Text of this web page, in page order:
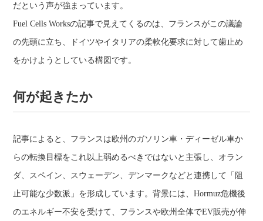
だという声が強まっています。
Fuel Cells Worksの記事で見えてくるのは、フランスがこの議論
の先頭に立ち、ドイツやイタリアの柔軟化要求に対して歯止め
をかけようとしている構図です。
何が起きたか
記事によると、フランスは欧州のガソリン車・ディーゼル車か
らの転換目標をこれ以上弱めるべきではないと主張し、オラン
ダ、スペイン、スウェーデン、デンマークなどと連携して「阻
止可能な少数派」を形成しています。背景には、Hormuz危機後
のエネルギー不安を受けて、フランスや欧州全体でEV販売が伸